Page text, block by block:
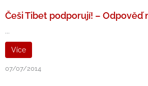
Češi Tibet podporují! – Odpověď
...
Více
07/07/2014